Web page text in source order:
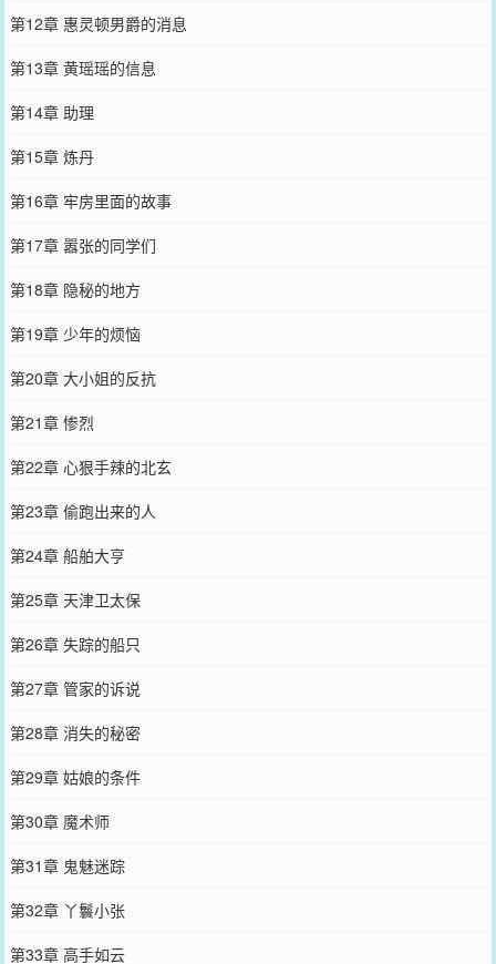
第12章 惠灵顿男爵的消息
第13章 黄瑶瑶的信息
第14章 助理
第15章 炼丹
第16章 牢房里面的故事
第17章 嚣张的同学们
第18章 隐秘的地方
第19章 少年的烦恼
第20章 大小姐的反抗
第21章 惨烈
第22章 心狠手辣的北玄
第23章 偷跑出来的人
第24章 船舶大亨
第25章 天津卫太保
第26章 失踪的船只
第27章 管家的诉说
第28章 消失的秘密
第29章 姑娘的条件
第30章 魔术师
第31章 鬼魅迷踪
第32章 丫鬟小张
第33章 高手如云